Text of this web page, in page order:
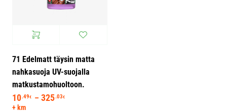
71 Edelmatt täysin matta
nahkasuoja UV-suojalla
matkustamohuoltoon.
10.49€ – 325.03€
+ km